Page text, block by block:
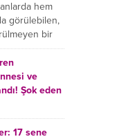
hem
görülebilen,
bir
hastalığı
veya...
ve
Şok eden
ölü
Kazık’ın (2)
17 sene